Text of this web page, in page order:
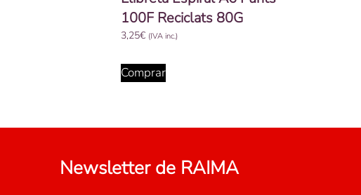
100F Reciclats 80G
3,25€ (IVA inc.)
Comprar
Newsletter de RAIMA